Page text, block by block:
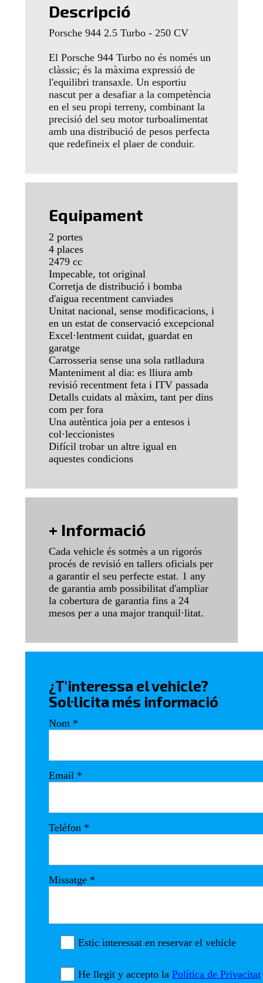
Descripció
Porsche 944 2.5 Turbo - 250 CV
El Porsche 944 Turbo no és només un
clàssic; és la màxima expressió de
l'equilibri transaxle. Un esportiu
nascut per a desafiar a la competència
en el seu propi terreny, combinant la
precisió del seu motor turboalimentat
amb una distribució de pesos perfecta
que redefineix el plaer de conduir.
Equipament
2 portes
4 places
2479 cc
Impecable, tot original
Corretja de distribució i bomba
d'aigua recentment canviades
Unitat nacional, sense modificacions, i
en un estat de conservació excepcional
Excel·lentment cuidat, guardat en
garatge
Carrosseria sense una sola ratlladura
Manteniment al dia: es lliura amb
revisió recentment feta i ITV passada
Detalls cuidats al màxim, tant per dins
com per fora
Una autèntica joia per a entesos i
col·leccionistes
Difícil trobar un altre igual en
aquestes condicions
+ Informació
Cada vehicle és sotmès a un rigorós
procés de revisió en tallers oficials per
a garantir el seu perfecte estat. 1 any
de garantia amb possibilitat d'ampliar
la cobertura de garantia fins a 24
mesos per a una major tranquil·litat.
¿T'interessa el vehicle?
Sol·licita més informació
Nom *
Email *
Telèfon *
Missatge *
Estic interessat en reservar el vehicle
He llegit y accepto la Política de Privacitat